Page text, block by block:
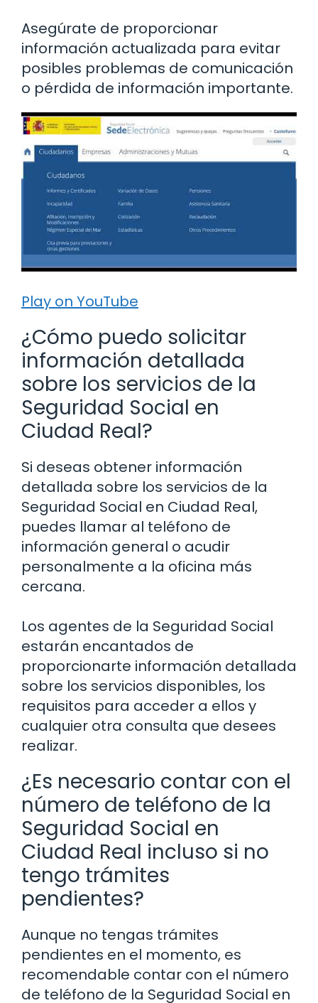
Asegúrate de proporcionar
información actualizada para evitar
posibles problemas de comunicación
o pérdida de información importante.
Play on YouTube
¿Cómo puedo solicitar
información detallada
sobre los servicios de la
Seguridad Social en
Ciudad Real?
Si deseas obtener información
detallada sobre los servicios de la
Seguridad Social en Ciudad Real,
puedes llamar al teléfono de
información general o acudir
personalmente a la oficina más
cercana.
Los agentes de la Seguridad Social
estarán encantados de
proporcionarte información detallada
sobre los servicios disponibles, los
requisitos para acceder a ellos y
cualquier otra consulta que desees
realizar.
¿Es necesario contar con el
número de teléfono de la
Seguridad Social en
Ciudad Real incluso si no
tengo trámites
pendientes?
Aunque no tengas trámites
pendientes en el momento, es
recomendable contar con el número
de teléfono de la Seguridad Social en